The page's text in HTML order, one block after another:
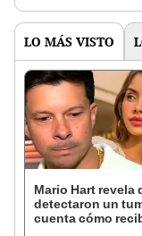
LO MÁS VISTO
Mario Hart revela
detectaron un
cuenta cómo